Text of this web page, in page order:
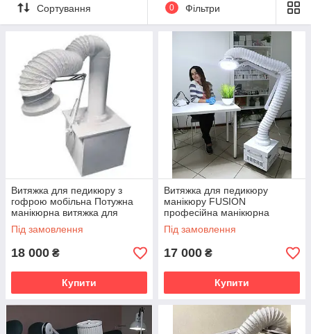
Сортування 0 Фільтри
Витяжка для педикюру з
гофрою мобільна Потужна
манікюрна витяжка для
манікюру професійна
педикюрна
Під замовлення
18 000 ₴
Купити
Витяжка для педикюру
манікюру FUSION
професійна манікюрна
витяжка для педикюру з LED
лампою пересувна
Під замовлення
17 000 ₴
Купити